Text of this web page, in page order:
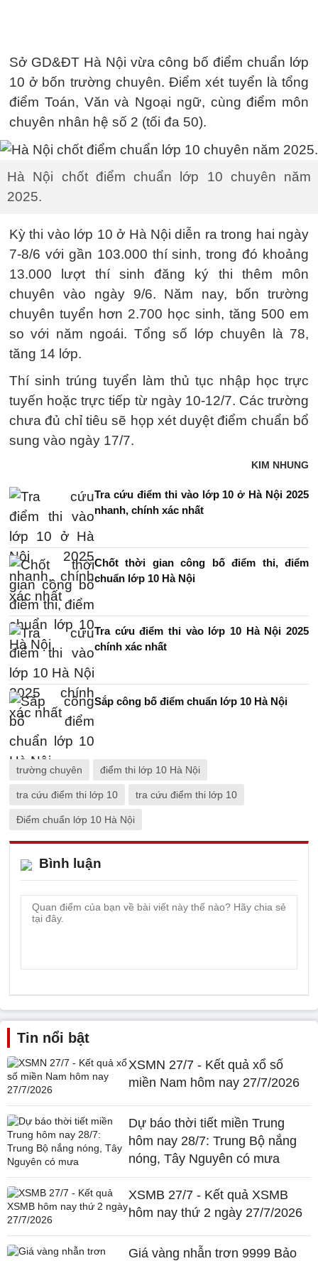
Sở GD&ĐT Hà Nội vừa công bố điểm chuẩn lớp
10 ở bốn trường chuyên. Điểm xét tuyển là tổng
điểm Toán, Văn và Ngoại ngữ, cùng điểm môn
chuyên nhân hệ số 2 (tối đa 50).
Hà Nội chốt điểm chuẩn lớp 10 chuyên năm
2025.
Kỳ thi vào lớp 10 ở Hà Nội diễn ra trong hai ngày
7-8/6 với gần 103.000 thí sinh, trong đó khoảng
13.000 lượt thí sinh đăng ký thi thêm môn
chuyên vào ngày 9/6. Năm nay, bốn trường
chuyên tuyển hơn 2.700 học sinh, tăng 500 em
so với năm ngoái. Tổng số lớp chuyên là 78,
tăng 14 lớp.
Thí sinh trúng tuyển làm thủ tục nhập học trực
tuyến hoặc trực tiếp từ ngày 10-12/7. Các trường
chưa đủ chỉ tiêu sẽ họp xét duyệt điểm chuẩn bổ
sung vào ngày 17/7.
KIM NHUNG
Tra cứu điểm thi vào lớp 10 ở Hà Nội 2025
nhanh, chính xác nhất
Chốt thời gian công bố điểm thi, điểm
chuẩn lớp 10 Hà Nội
Tra cứu điểm thi vào lớp 10 Hà Nội 2025
chính xác nhất
Sắp công bố điểm chuẩn lớp 10 Hà Nội
trường chuyên điểm thi lớp 10 Hà Nội
tra cứu điểm thi lớp 10 tra cứu điểm thi lớp 10
Điểm chuẩn lớp 10 Hà Nội
Bình luận
Tin nổi bật
XSMN 27/7 - Kết quả xổ số
miền Nam hôm nay 27/7/2026
Dự báo thời tiết miền Trung
hôm nay 28/7: Trung Bộ nắng
nóng, Tây Nguyên có mưa
XSMB 27/7 - Kết quả XSMB
hôm nay thứ 2 ngày 27/7/2026
Giá vàng nhẫn trơn 9999 Bảo